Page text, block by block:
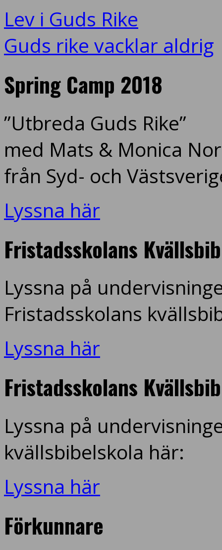
Lev i Guds Rike
Guds rike vacklar aldrig
Spring Camp 2018
”Utbreda Guds Rike”
med Mats & Monica
från Syd- och
Lyssna här
Fristadsskolans
Lyssna på
Fristadsskolans
Lyssna här
Fristadsskolans
Lyssna på
kvällsbibelskola här:
Lyssna här
Förkunnare